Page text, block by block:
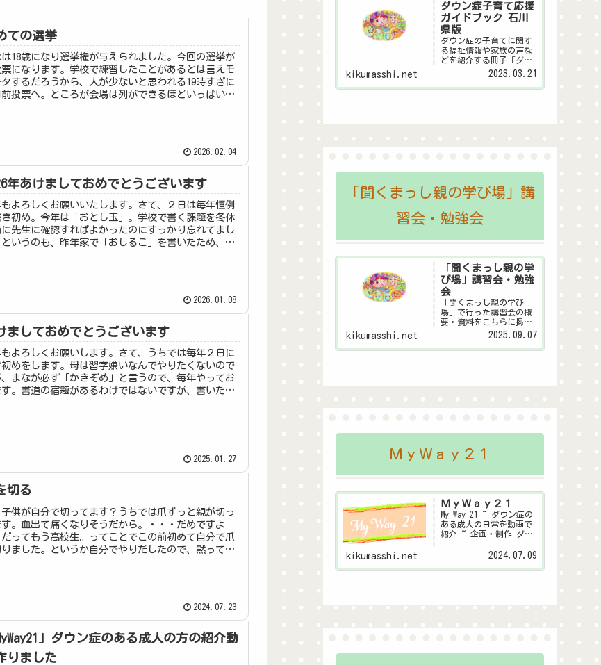
ての選挙
は18歳になり選挙権が与えられました。今回の選挙が
になります。学校で練習したことがあるとは言えモ
タするだろうから、人が少ないと思われる19時すぎに
投票へ。ところが会場は列ができるほどいっぱいで
2026.02.04
年あけましておめでとうございます
よろしくお願いいたします。さて、２日は毎年恒例
き初め。今年は「おとし玉」。学校で書く課題を冬休
に先生に確認すればよかったのにすっかり忘れてまし
というのも、昨年家で「おしるこ」を書いたため、学
2026.01.08
ましておめでとうございます
よろしくお願いします。さて、うちでは毎年２日に
めをします。母は習字嫌いなんでやりたくないので
、まなが必ず「かきぞめ」と言うので、毎年やってお
す。書道の宿題があるわけではないですが、書いたら
2025.01.27
切る
子供が自分で切ってます？うちでは爪ずっと親が切っ
す。血出て痛くなりそうだから。・・・だめですよ
だってもう高校生。ってことでこの前初めて自分で爪
りました。というか自分でやりだしたので、黙ってみ
2024.07.23
」ダウン症のある成人の方の紹介動
りました
ダウン症子育て応援
ガイドブック 石川
県版
ダウン症の子育てに関す
る福祉情報や家族の声な
どを紹介する冊子「ダウ
ン症子育て応援ガイドブ
ック 石川県版」のデジタ
ル版です。
kikumasshi.net 2023.03.21
「聞くまっし親の学び場」講
習会・勉強会
「聞くまっし親の学
び場」講習会・勉強
会
「聞くまっし親の学び
場」で行った講習会の概
要・資料をこちらに掲載
します。皆様の子育ての
ヒントになれば幸いで
す。親の学び場とは金沢
kikumasshi.net 2025.09.07
ＭｙＷａｙ２１
ＭｙＷａｙ２１
My Way 21 ~ ダウン症の
ある成人の日常を動画で
紹介 ~ 企画・制作 ダウ
kikumasshi.net 2024.07.09